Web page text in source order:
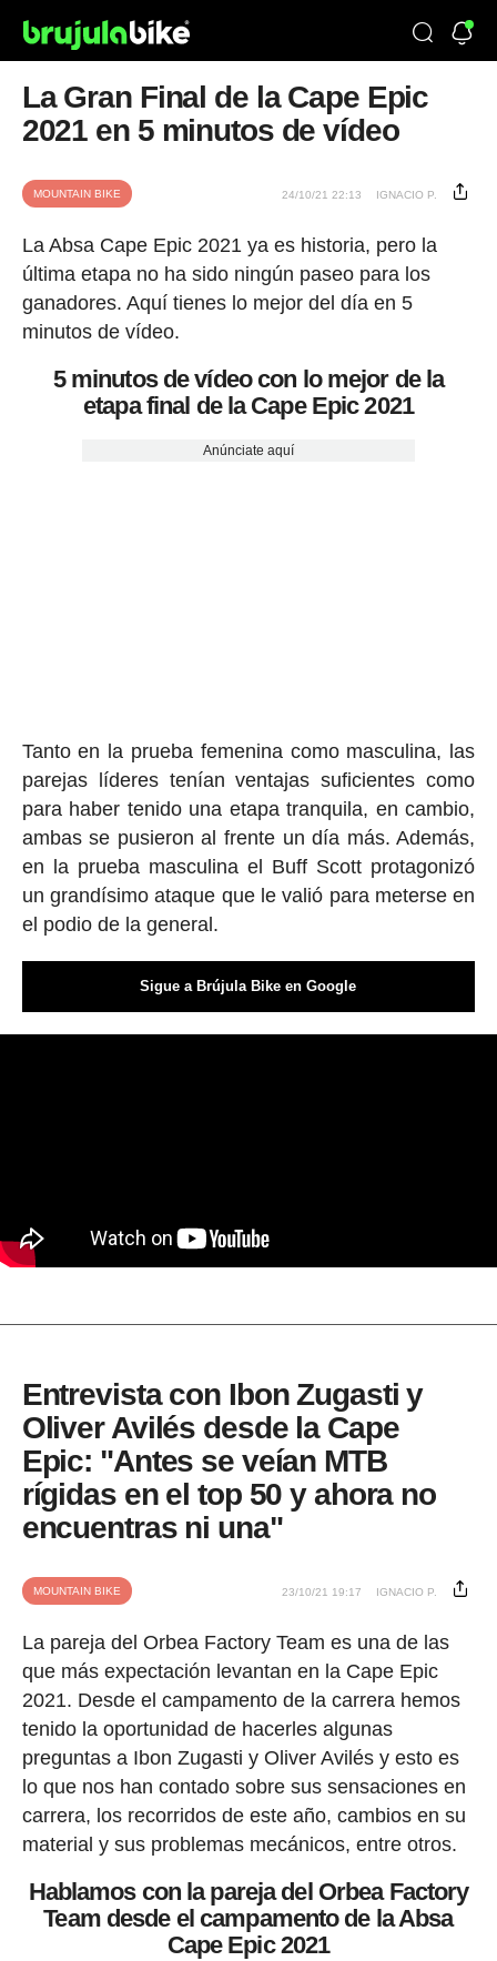
La Gran Final de la Cape Epic
2021 en 5 minutos de vídeo
MOUNTAIN BIKE 24/10/21 22:13 IGNACIO P.
La Absa Cape Epic 2021 ya es historia, pero la
última etapa no ha sido ningún paseo para los
ganadores. Aquí tienes lo mejor del día en 5
minutos de vídeo.
5 minutos de vídeo con lo mejor de la
etapa final de la Cape Epic 2021
Anúnciate aquí
Tanto en la prueba femenina como masculina, las
parejas líderes tenían ventajas suficientes como
para haber tenido una etapa tranquila, en cambio,
ambas se pusieron al frente un día más. Además,
en la prueba masculina el Buff Scott protagonizó
un grandísimo ataque que le valió para meterse en
el podio de la general.
Sigue a Brújula Bike en Google
Entrevista con Ibon Zugasti y
Oliver Avilés desde la Cape
Epic: "Antes se veían MTB
rígidas en el top 50 y ahora no
encuentras ni una"
MOUNTAIN BIKE 23/10/21 19:17 IGNACIO P.
La pareja del Orbea Factory Team es una de las
que más expectación levantan en la Cape Epic
2021. Desde el campamento de la carrera hemos
tenido la oportunidad de hacerles algunas
preguntas a Ibon Zugasti y Oliver Avilés y esto es
lo que nos han contado sobre sus sensaciones en
carrera, los recorridos de este año, cambios en su
material y sus problemas mecánicos, entre otros.
Hablamos con la pareja del Orbea Factory
Team desde el campamento de la Absa
Cape Epic 2021